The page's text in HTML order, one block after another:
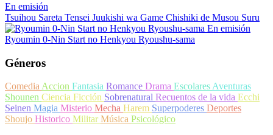
En emisión
Tsuihou Sareta Tensei Juukishi wa Game Chishiki de Musou Suru
En emisión
Ryoumin 0-Nin Start no Henkyou Ryoushu-sama
Géneros
ComediaAccion Fantasia Romance Drama EscolaresAventuras
Shounen Ciencia Ficción Sobrenatural Recuentos de la vida Ecchi
Seinen Magia Misterio Mecha Harem Superpoderes Deportes
Shoujo Historico MilitarMúsica Psicológico